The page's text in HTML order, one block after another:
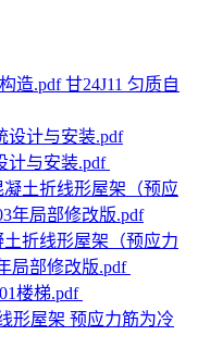
甘24J11 匀质自
计与安装.pdf
土折线形屋架（预应力
局部修改版.pdf
楼梯.pdf